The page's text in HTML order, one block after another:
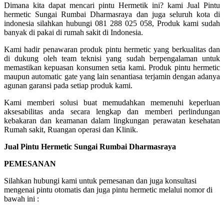
Dimana kita dapat mencari pintu Hermetik ini? kami Jual Pintu
hermetic Sungai Rumbai Dharmasraya dan juga seluruh kota di
indonesia silahkan hubungi 081 288 025 058, Produk kami sudah
banyak di pakai di rumah sakit di Indonesia.
Kami hadir penawaran produk pintu hermetic yang berkualitas dan
di dukung oleh team teknisi yang sudah berpengalaman untuk
memastikan kepuasan konsumen setia kami. Produk pintu hermetic
maupun automatic gate yang lain senantiasa terjamin dengan adanya
agunan garansi pada setiap produk kami.
Kami memberi solusi buat memudahkan memenuhi keperluan
aksesabilitas anda secara lengkap dan memberi perlindungan
kebakaran dan keamanan dalam lingkungan perawatan kesehatan
Rumah sakit, Ruangan operasi dan Klinik.
Jual Pintu Hermetic Sungai Rumbai Dharmasraya
PEMESANAN
Silahkan hubungi kami untuk pemesanan dan juga konsultasi
mengenai pintu otomatis dan juga pintu hermetic melalui nomor di
bawah ini :